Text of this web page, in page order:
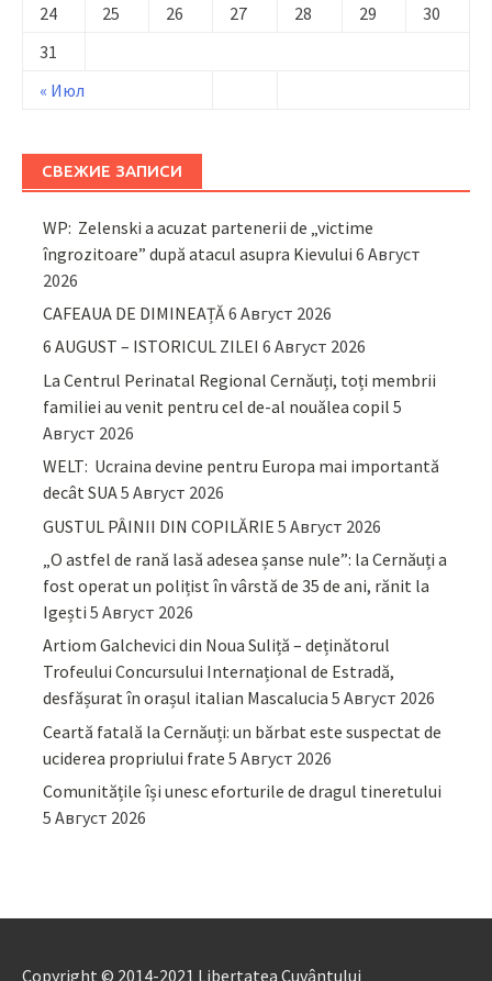
« Июл
24
25 26 27 28 29
30
31
СВЕЖИЕ ЗАПИСИ
WP: Zelenski a acuzat partenerii de „victime
îngrozitoare” după atacul asupra Kievului 6 Август
2026
CAFEAUA DE DIMINEAȚĂ6 Август 2026
6 AUGUST – ISTORICUL ZILEI 6 Август 2026
La Centrul Perinatal Regional Cernăuți, toți membrii
familiei au venit pentru cel de-al nouălea copil 5
Август 2026
WELT: Ucraina devine pentru Europa mai importantă
decât SUA5 Август 2026
GUSTUL PÂINII DIN COPILĂRIE 5 Август 2026
„O astfel de rană lasă adesea șanse nule”: la Cernăuți a
fost operat un polițist în vârstă de 35 de ani, rănit la
Igești 5 Август 2026
Artiom Galchevici din Noua Suliță – deținătorul
Trofeului Concursului Internațional de Estradă,
desfășurat în orașul italian Mascalucia 5 Август 2026
Ceartă fatală la Cernăuți: un bărbat este suspectat de
uciderea propriului frate 5 Август 2026
Comunitățile își unesc eforturile de dragul tineretului
5 Август 2026
Copyright © 2014-2021 Libertatea Cuvântului